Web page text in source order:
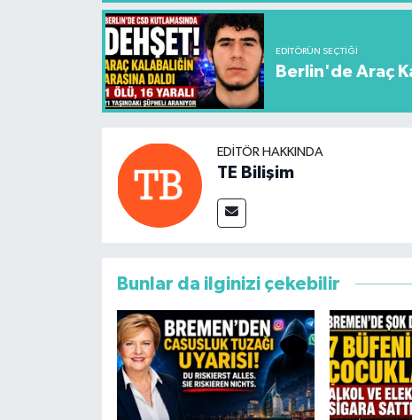
EDITÖRÜN SEÇTIĞI
Berlin'de Araç
EDITÖR HAKKINDA
TE Bilişim
Bunlar da ilginizi çekebilir